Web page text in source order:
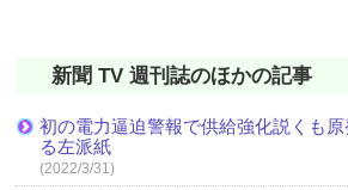
新聞 TV 週刊誌のほかの記事
初の電力逼迫警報で供給強化説くも
る左派紙
(2022/3/31)